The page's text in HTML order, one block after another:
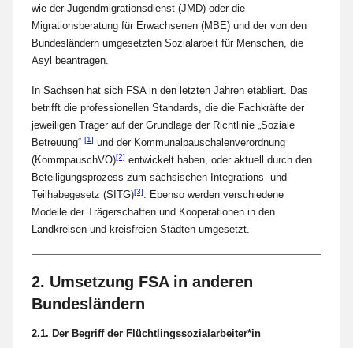
wie der Jugendmigrationsdienst (JMD) oder die
Migrationsberatung für Erwachsenen (MBE) und der von den
Bundesländern umgesetzten Sozialarbeit für Menschen, die
Asyl beantragen.
In Sachsen hat sich FSA in den letzten Jahren etabliert. Das
betrifft die professionellen Standards, die die Fachkräfte der
jeweiligen Träger auf der Grundlage der Richtlinie „Soziale
Betreuung“ [1] und der Kommunalpauschalenverordnung
(KommpauschVO)[2] entwickelt haben, oder aktuell durch den
Beteiligungsprozess zum sächsischen Integrations- und
Teilhabegesetz (SITG)[3]. Ebenso werden verschiedene
Modelle der Trägerschaften und Kooperationen in den
Landkreisen und kreisfreien Städten umgesetzt.
2. Umsetzung FSA in anderen
Bundesländern
2.1. Der Begriff der Flüchtlingssozialarbeiter*in